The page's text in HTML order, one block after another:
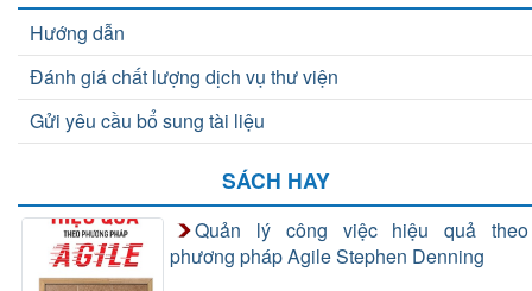
Hướng dẫn
Đánh giá chất lượng dịch vụ thư viện
Gửi yêu cầu bổ sung tài liệu
SÁCH HAY
Quản lý công việc hiệu quả theo
phương pháp Agile Stephen Denning